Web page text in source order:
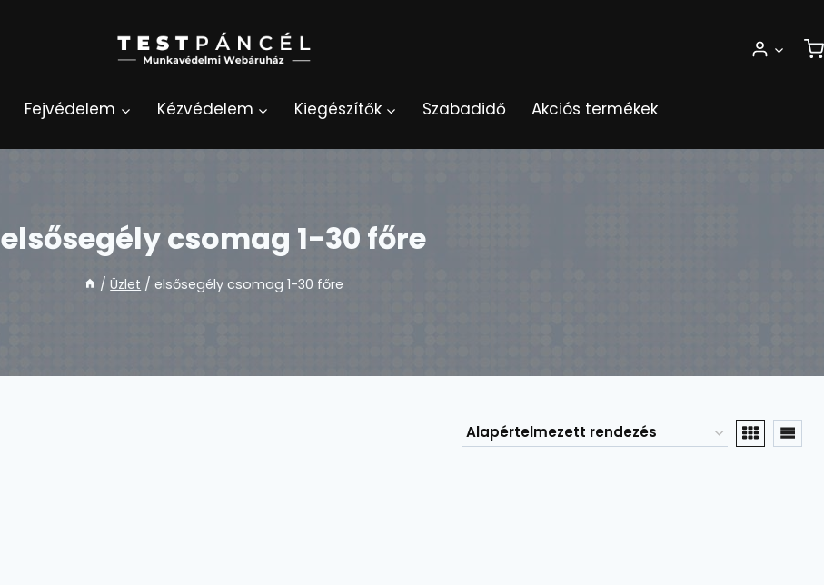
Fejvédelem Kézvédelem Kiegészítők Szabadidő Akciós termékek
elsősegély csomag 1-30 főre
/ Üzlet / elsősegély csomag 1-30 főre